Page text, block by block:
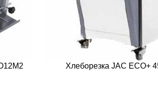
Хлеборезка JAC ECO+